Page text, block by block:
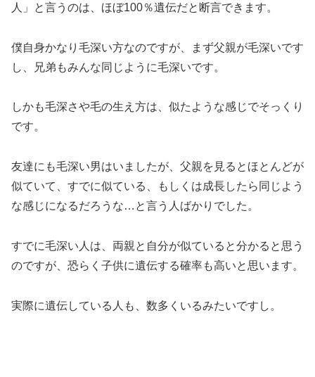
人」と言うのは、ほぼ100％遺伝だと断言できます。
僕自身かなり毛深い方なのですが、まず父親が毛深いです
し、兄弟もみんな同じように毛深いです。
しかも毛深さや毛の生え方は、似たような感じでそっくり
です。
友達にも毛深い男はいましたが、父親を見るとほとんどが
似ていて、すでに似ている、もしくは成長したら同じよう
な感じになるだろうな…と言う人ばかりでした。
すでに毛深い人は、両親と自分が似ていると分かると思う
のですが、恐らく子供に遺伝する確率も高いと思います。
実際に遺伝している人も、数多くいるみたいですし。